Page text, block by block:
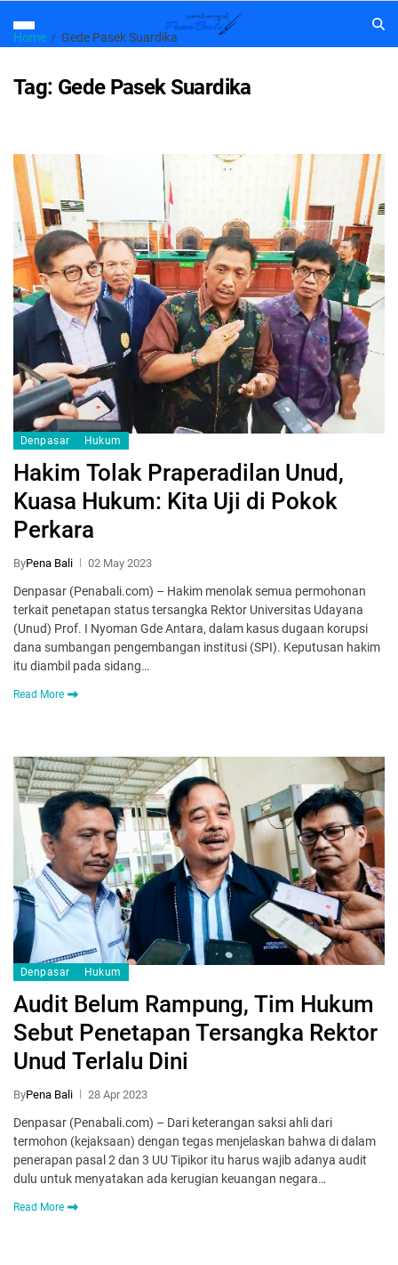
Home Gede Pasek Suardika
Tag: Gede Pasek Suardika
Denpasar Hukum
Hakim Tolak Praperadilan Unud,
Kuasa Hukum: Kita Uji di Pokok
Perkara
ByPena Bali 02 May 2023
Denpasar (Penabali.com) – Hakim menolak semua permohonan
terkait penetapan status tersangka Rektor Universitas Udayana
(Unud) Prof. I Nyoman Gde Antara, dalam kasus dugaan korupsi
dana sumbangan pengembangan institusi (SPI). Keputusan hakim
itu diambil pada sidang…
Read More
Denpasar Hukum
Audit Belum Rampung, Tim Hukum
Sebut Penetapan Tersangka Rektor
Unud Terlalu Dini
ByPena Bali 28 Apr 2023
Denpasar (Penabali.com) – Dari keterangan saksi ahli dari
termohon (kejaksaan) dengan tegas menjelaskan bahwa di dalam
penerapan pasal 2 dan 3 UU Tipikor itu harus wajib adanya audit
dulu untuk menyatakan ada kerugian keuangan negara…
Read More